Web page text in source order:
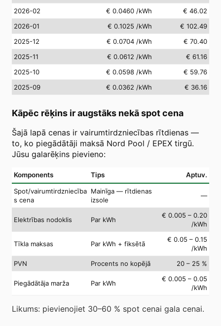
2026-02
€ 0.0460 /kWh
€ 46.02
2026-01
€ 0.1025 /kWh
€ 102.49
2025-12
€ 0.0704 /kWh
€ 70.40
2025-11
€ 0.0612 /kWh
€ 61.16
2025-10
€ 0.0598 /kWh
€ 59.76
2025-09
€ 0.0362 /kWh € 36.16
Kāpēc rēķins ir augstāks nekā spot cena
Šajā lapā cenas ir vairumtirdzniecības rītdienas —
to, ko piegādātāji maksā Nord Pool / EPEX tirgū.
Jūsu galarēķins pievieno:
Komponents Tips Aptuv.
Spot/vairumtirdzniecība
s cena
Mainīga — rītdienas
izsole
—
Elektrības nodoklis Par kWh
€ 0.005 – 0.20
/kWh
Tīkla maksas Par kWh + fiksētā
€ 0.05 – 0.15
/kWh
PVN
Procents no kopējā 20 – 25 %
Piegādātāja marža Par kWh
€ 0.005 – 0.05
/kWh
Likums: pievienojiet 30–60 % spot cenai gala cenai.